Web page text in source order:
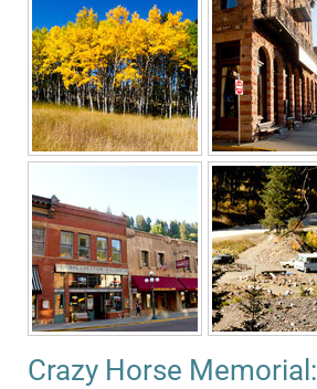
Crazy Horse Memorial: